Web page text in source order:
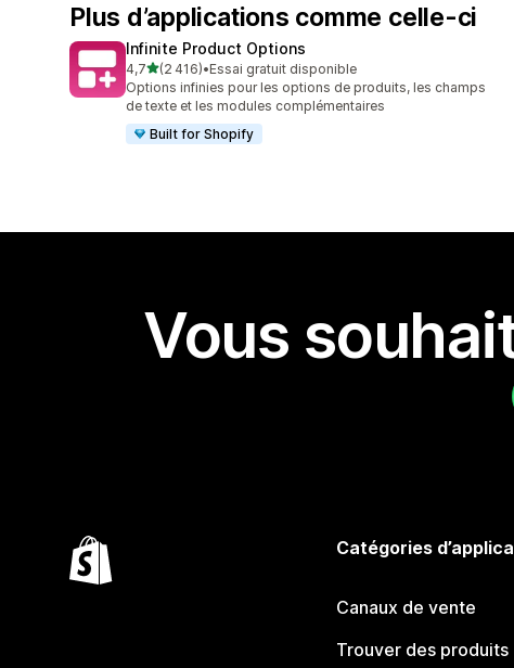
Plus d’applications comme celle-ci
Infinite Product Options
4,7étoile(s) sur 5
(2 416)
2416 avis au total
•Essai gratuit disponible
Options infinies pour les options de produits, les champs
de texte et les modules complémentaires
Built for Shopify
Vous
Catégories
Canaux de vente
Trouver des produits